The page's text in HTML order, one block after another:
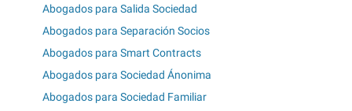
Abogados para Salida Sociedad
Abogados para Separación Socios
Abogados para Smart Contracts
Abogados para Sociedad Ánonima
Abogados para Sociedad Familiar